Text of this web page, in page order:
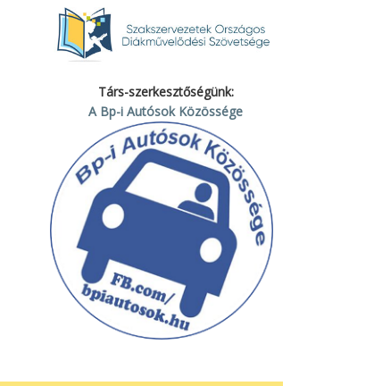
Társ-szerkesztőségünk:
A Bp-i Autósok Közössége